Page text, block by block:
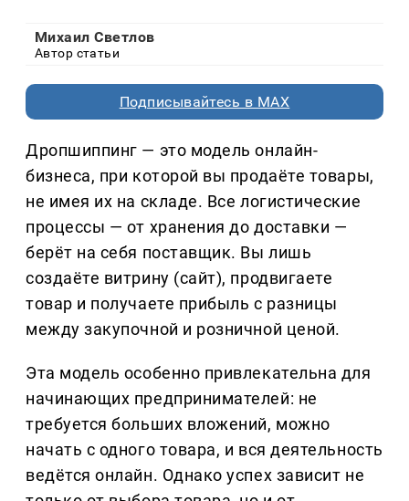
Михаил Светлов
Автор статьи
Подписывайтесь в MAX
Дропшиппинг — это модель онлайн-
бизнеса, при которой вы продаёте товары,
не имея их на складе. Все логистические
процессы — от хранения до доставки —
берёт на себя поставщик. Вы лишь
создаёте витрину (сайт), продвигаете
товар и получаете прибыль с разницы
между закупочной и розничной ценой.
Эта модель особенно привлекательна для
начинающих предпринимателей: не
требуется больших вложений, можно
начать с одного товара, и вся деятельность
ведётся онлайн. Однако успех зависит не